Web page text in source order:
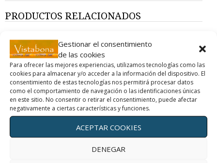
Gestionar el consentimiento
de las cookies
Para ofrecer las mejores experiencias, utilizamos tecnologías como las
cookies para almacenar y/o acceder a la información del dispositivo. El
consentimiento de estas tecnologías nos permitirá procesar datos
como el comportamiento de navegación o las identificaciones únicas
en este sitio. No consentir o retirar el consentimiento, puede afectar
negativamente a ciertas características y funciones.
ACEPTAR COOKIES
DENEGAR
PRODUCTOS RELACIONADOS
ALEGRÍA
INDIGO
30,00€
"iva
incluido"
AÑADIR
EQUILIBRIO Y
ARMONÍA.
30,00€
"iva
incluido"
AÑADIR
CARRITO